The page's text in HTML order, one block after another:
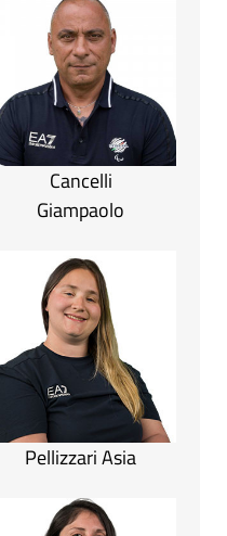
Cancelli
Giampaolo
Pellizzari Asia